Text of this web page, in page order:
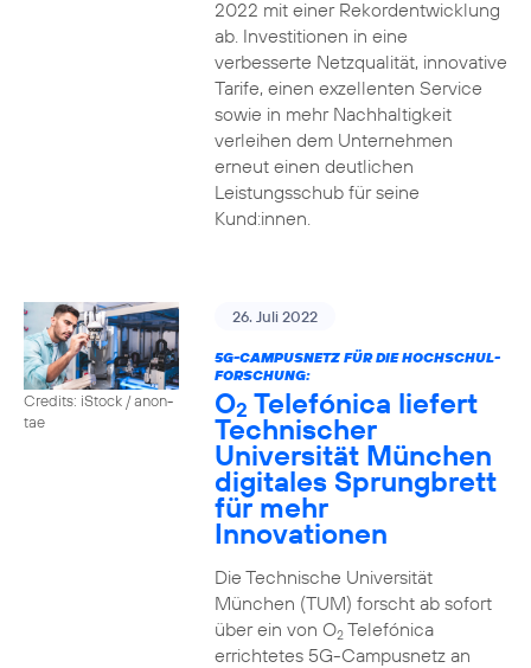
2022 mit einer Rekordentwicklung
ab. Investitionen in eine
verbesserte Netzqualität, innovative
Tarife, einen exzellenten Service
sowie in mehr Nachhaltigkeit
verleihen dem Unternehmen
erneut einen deutlichen
Leistungsschub für seine
Kund:innen.
Credits: iStock / anon-
tae
26. Juli 2022
5G-CAMPUSNETZ FÜR DIE HOCHSCHUL-
FORSCHUNG:
O2 Telefónica liefert
Technischer
Universität München
digitales Sprungbrett
für mehr
Innovationen
Die Technische Universität
München (TUM) forscht ab sofort
über ein von O2Telefónica
errichtetes 5G-Campusnetz an